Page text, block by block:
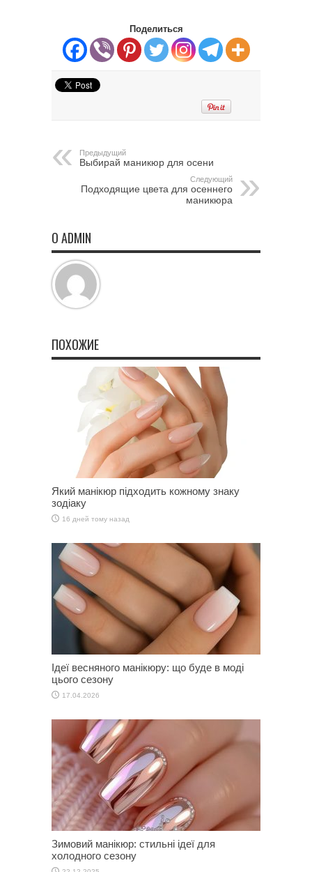
Поделиться
Предыдущий
Выбирай маникюр для осени
Следующий
Подходящие цвета для осеннего
маникюра
О ADMIN
ПОХОЖИЕ
Який манікюр підходить кожному знаку
зодіаку
16 дней тому назад
Ідеї весняного манікюру: що буде в моді
цього сезону
17.04.2026
Зимовий манікюр: стильні ідеї для
холодного сезону